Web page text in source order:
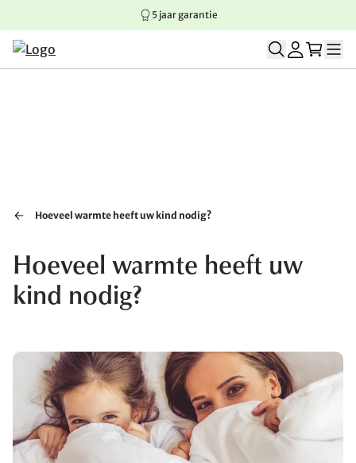
Springen naar hoofdinhoud
Springen naar hoofdnavigatie
Springen naar voettekst
5 jaar garantie
Hoeveel warmte heeft uw kind nodig?
Hoeveel warmte heeft uw
kind nodig?